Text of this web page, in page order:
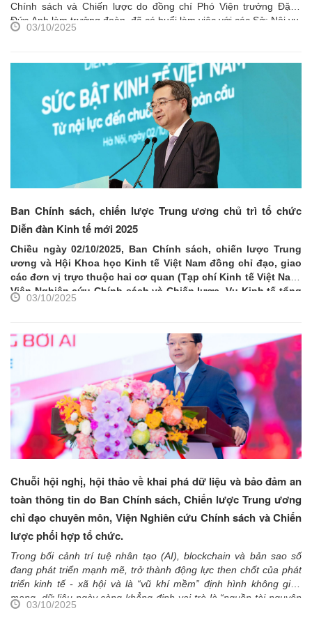
Chính sách và Chiến lược do đồng chí Phó Viện trưởng Đặng
Đức Anh làm trưởng đoàn, đã có buổi làm việc với các Sở: Nội vụ,
Xây dựng, Tài chính, Công thương, Nông nghiệp và Môi trường.
phòng chuyên môn của các Sở và các cán bộ nghiên cứu của
Viện Nghiên cứu Chính sách và Chiến lược.
03/10/2025
Ban Chính sách, chiến lược Trung ương chủ trì tổ chức
Diễn đàn Kinh tế mới 2025
Chiều ngày 02/10/2025, Ban Chính sách, chiến lược Trung
ương và Hội Khoa học Kinh tế Việt Nam đồng chỉ đạo, giao
các đơn vị trực thuộc hai cơ quan (Tạp chí Kinh tế Việt Nam,
Viện Nghiên cứu Chính sách và Chiến lược, Vụ Kinh tế tổng
hợp) đồng chủ trì tổ chức Diễn đàn Kinh tế mới 2025 với chủ
toàn cầu”.
03/10/2025
Chuỗi hội nghị, hội thảo về khai phá dữ liệu và bảo đảm an
toàn thông tin do Ban Chính sách, Chiến lược Trung ương
chỉ đạo chuyên môn, Viện Nghiên cứu Chính sách và Chiến
lược phối hợp tổ chức.
Trong bối cảnh trí tuệ nhân tạo (AI), blockchain và bản sao số
đang phát triển mạnh mẽ, trở thành động lực then chốt của phát
triển kinh tế - xã hội và là “vũ khí mềm” định hình không gian
mạng, dữ liệu ngày càng khẳng định vai trò là “nguồn tài nguyên
quý giá” và “nguyên liệu đầu vào” cho nhiều sản phẩm, dịch vụ
03/10/2025